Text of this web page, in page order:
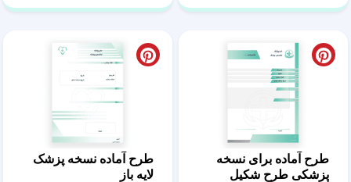
طرح آماده برای نسخه
پزشکی طرح شکیل
طرح آماده نسخه پزشک
لایه باز